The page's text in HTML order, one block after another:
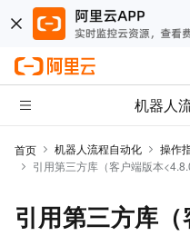
机器人
首页 机器人流程自动化 操作
引用第三方库（客户端版本
引用第三方库